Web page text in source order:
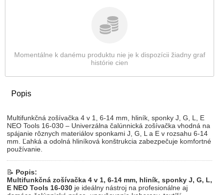
Momentálne k danému produktu nie je k dispozícii žiadny graf
histórie cien
Popis
Multifunkčná zošívačka 4 v 1, 6-14 mm, hliník, sponky J, G, L, E
NEO Tools 16-030 – Univerzálna čalúnnická zošívačka vhodná na
spájanie rôznych materiálov sponkami J, G, L a E v rozsahu 6-14
mm. Ľahká a odolná hliníková konštrukcia zabezpečuje komfortné
používanie.
📝 Popis:
Multifunkčná zošívačka 4 v 1, 6-14 mm, hliník, sponky J, G, L,
E NEO Tools 16-030 je ideálny nástroj na profesionálne aj